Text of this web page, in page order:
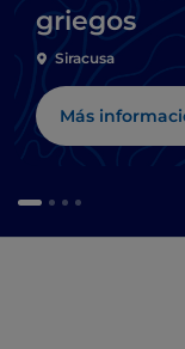
griegos
Siracusa
Más